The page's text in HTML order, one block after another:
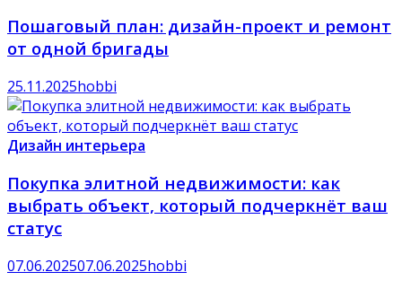
Пошаговый план: дизайн-проект и ремонт
от одной бригады
25.11.2025hobbi
Дизайн интерьера
Покупка элитной недвижимости: как
выбрать объект, который подчеркнёт ваш
статус
07.06.202507.06.2025hobbi